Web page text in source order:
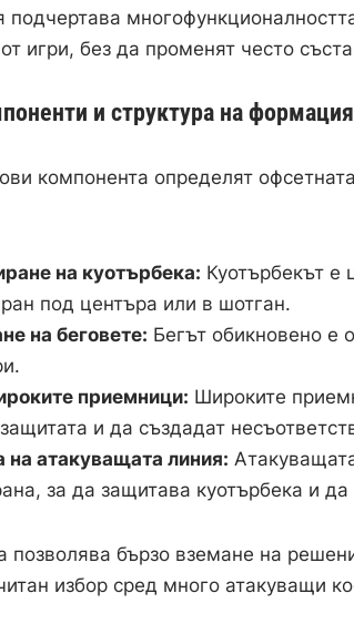
подчертава
игри, без да променят често
и структура на
компонента определят
на куотърбека: Куотърбекът е
под центъра или в шотган.
на беговете: Бегът обикновено е
приемници: Широките
и да създадат
на атакуващата линия:
за да защитава куотърбека и
позволява бързо вземане на
избор сред много атакуващи